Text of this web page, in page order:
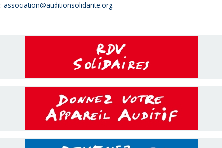
:association@auditionsolidarite.org.